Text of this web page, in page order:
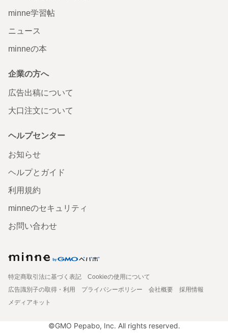
minne学習帖
ニュース
minneの本
企業の方へ
広告出稿について
大口注文について
ヘルプセンター
お知らせ
ヘルプとガイド
利用規約
minneのセキュリティ
お問い合わせ
特定商取引法に基づく表記
Cookieの使用について
広告識別子の取得・利用
プライバシーポリシー 会社概要
採用情報
メディアキット
©GMO Pepabo, Inc. All rights reserved.